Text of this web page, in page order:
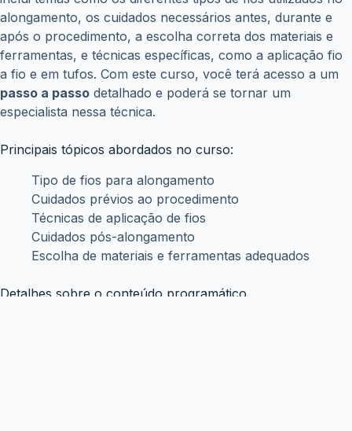
Financiamento do Move Brasil para carros novos já
está disponível; veja como fazer a solicitação
julho 1, 2026
Novo lote do PIS/Pasep libera até R$ 1.621 para
trabalhadores; veja quem recebe
junho 22, 2026
Copyright © WiseTipsCentral
Políticas de Privacidade
Aviso Legal